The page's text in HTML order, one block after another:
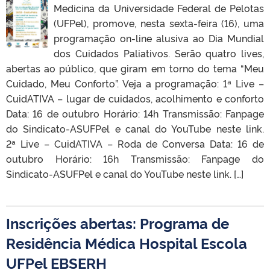
Medicina da Universidade Federal de Pelotas
(UFPel), promove, nesta sexta-feira (16), uma
programação on-line alusiva ao Dia Mundial
dos Cuidados Paliativos. Serão quatro lives,
abertas ao público, que giram em torno do tema “Meu
Cuidado, Meu Conforto”. Veja a programação: 1ª Live –
CuidATIVA – lugar de cuidados, acolhimento e conforto
Data: 16 de outubro Horário: 14h Transmissão: Fanpage
do Sindicato-ASUFPel e canal do YouTube neste link.
2ª Live – CuidATIVA – Roda de Conversa Data: 16 de
outubro Horário: 16h Transmissão: Fanpage do
Sindicato-ASUFPel e canal do YouTube neste link. […]
Inscrições abertas: Programa de
Residência Médica Hospital Escola
UFPel EBSERH